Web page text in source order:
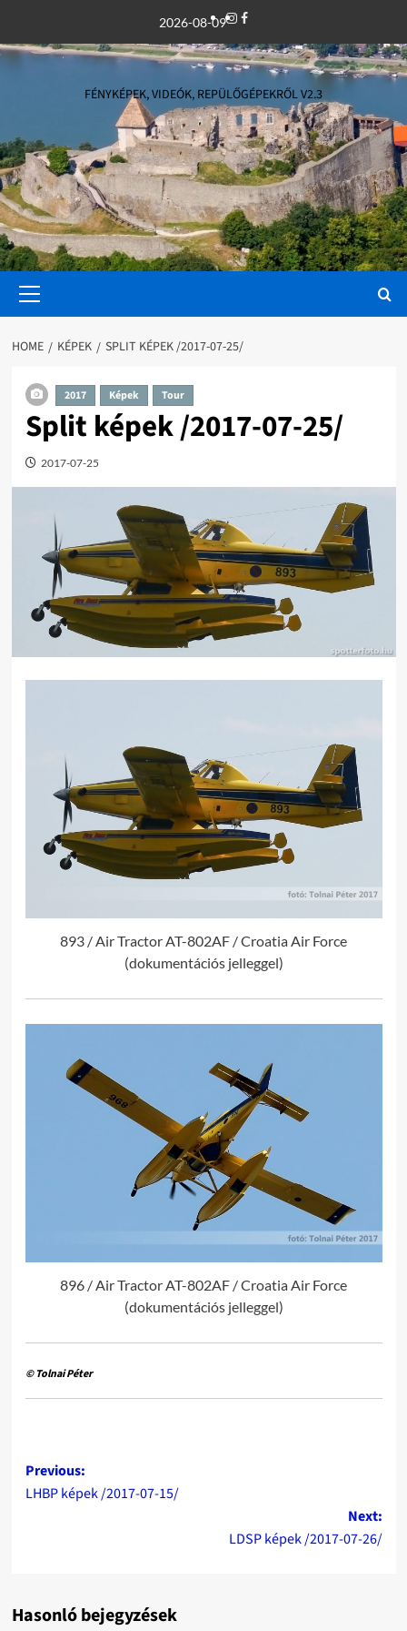
content
2026-08-09Instagram
Facebook
FÉNYKÉPEK, VIDEÓK, REPÜLŐGÉPEKRŐL V2.3
Menu
HOME KÉPEK SPLIT KÉPEK /2017-07-25/
2017 Képek Tour
Split képek /2017-07-25/
2017-07-25
893 / Air Tractor AT-802AF / Croatia Air Force
(dokumentációs jelleggel)
896 / Air Tractor AT-802AF / Croatia Air Force
(dokumentációs jelleggel)
© Tolnai Péter
Post
navigation
Previous:
LHBP képek /2017-07-15/
Next:
LDSP képek /2017-07-26/
Hasonló bejegyzések